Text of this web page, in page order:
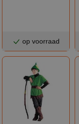
op voorraad